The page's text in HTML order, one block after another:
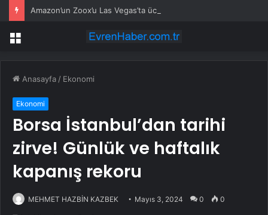
Amazon’un Zoox’u Las Vegas’ta ücretli taşımaya başlıyor
Menü
Anasayfa / Ekonomi
Ekonomi
Borsa İstanbul’dan tarihi
zirve! Günlük ve haftalık
kapanış rekoru
MEHMET HAZBİN KAZBEK Mayıs 3, 2024 0 0